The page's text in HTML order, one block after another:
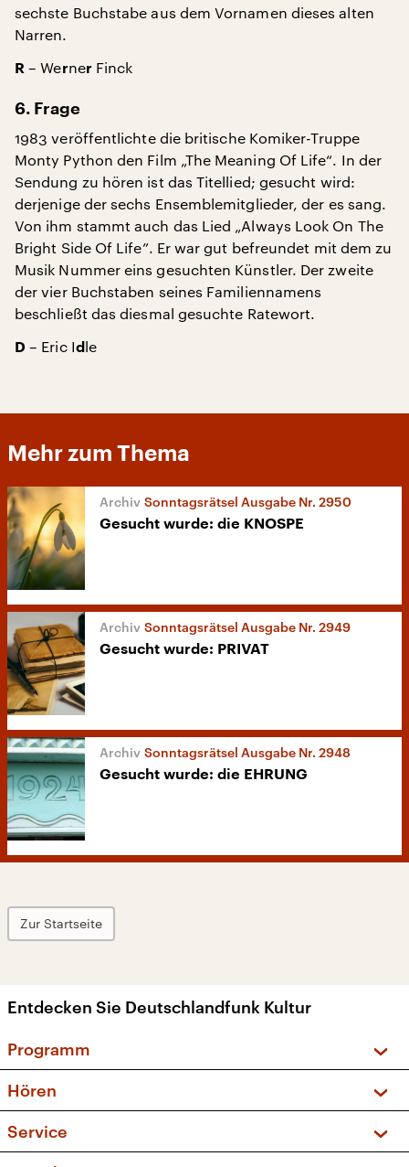
sechste Buchstabe aus dem Vornamen dieses alten
Narren.
R – WernerFinck
6. Frage
1983 veröffentlichte die britische Komiker-Truppe
Monty Python den Film „The Meaning Of Life“. In der
Sendung zu hören ist das Titellied; gesucht wird:
derjenige der sechs Ensemblemitglieder, der es sang.
Von ihm stammt auch das Lied „Always Look On The
Bright Side Of Life”. Er war gut befreundet mit dem zu
Musik Nummer eins gesuchten Künstler. Der zweite
der vier Buchstaben seines Familiennamens
beschließt das diesmal gesuchte Ratewort.
D – Eric Idle
Mehr zum Thema
Sonntagsrätsel Ausgabe Nr. 2950
Gesucht wurde: die KNOSPE
Sonntagsrätsel Ausgabe Nr. 2949
Gesucht wurde: PRIVAT
Sonntagsrätsel Ausgabe Nr. 2948
Gesucht wurde: die EHRUNG
Zur Startseite
Entdecken Sie Deutschlandfunk Kultur
Programm
Sendungen und Podcasts
Musikliste
Hören
Frequenzen (UKW + DAB+)
Service